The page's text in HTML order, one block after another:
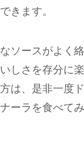
きます。
ソースがよく
しさを存分に
は、是非一度
ーラを食べてみ